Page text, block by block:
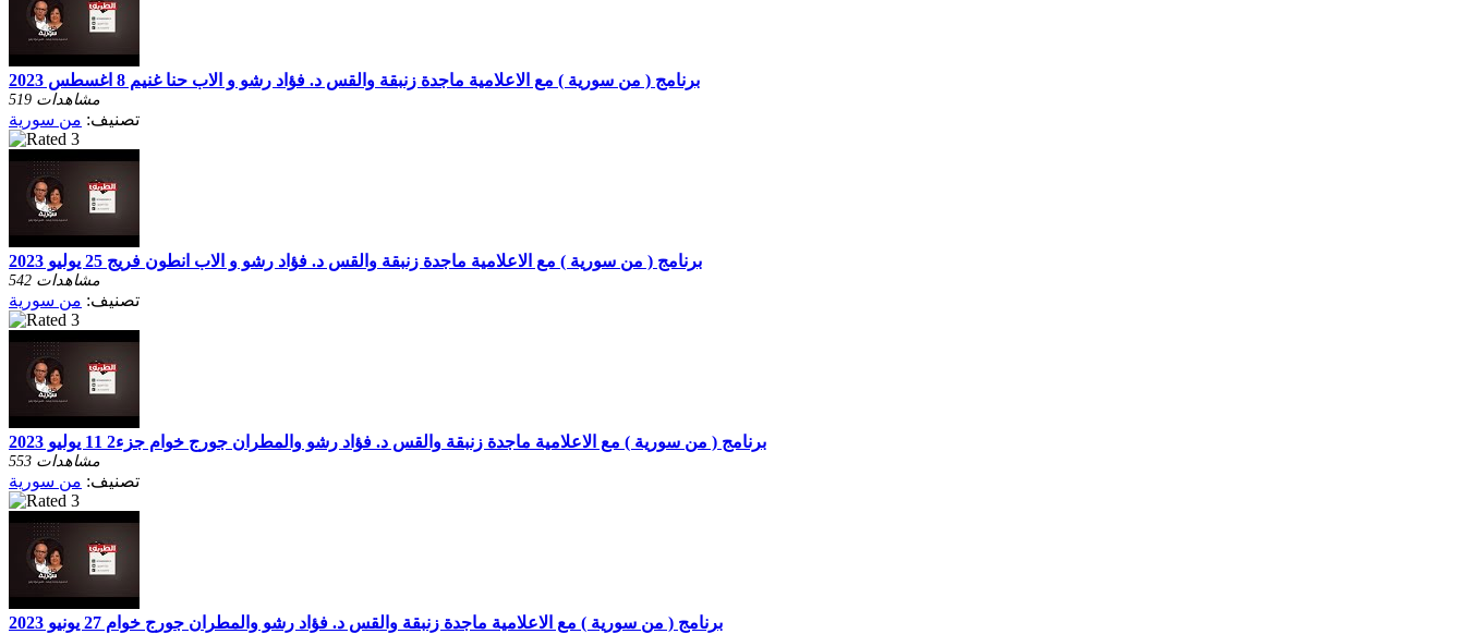
برنامج ( من سورية ) مع الاعلامية ماجدة زنبقة والقس د. فؤاد رشو و الاب حنا غنيم 8 اغسطس 2023
519 مشاهدات
تصنيف: من سورية
برنامج ( من سورية ) مع الاعلامية ماجدة زنبقة والقس د. فؤاد رشو و الاب انطون فريج 25 يوليو 2023
542 مشاهدات
تصنيف: من سورية
برنامج ( من سورية ) مع الاعلامية ماجدة زنبقة والقس د. فؤاد رشو والمطران جورج خوام جزء2 11 يوليو 2023
553 مشاهدات
تصنيف: من سورية
برنامج ( من سورية ) مع الاعلامية ماجدة زنبقة والقس د. فؤاد رشو والمطران جورج خوام 27 يونيو 2023